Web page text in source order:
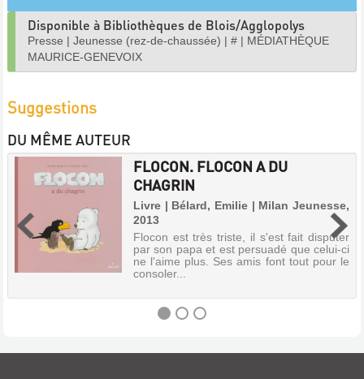
Disponible à Bibliothèques de Blois/Agglopolys
Presse | Jeunesse (rez-de-chaussée) | # | MÉDIATHÈQUE
MAURICE-GENEVOIX
Suggestions
DU MÊME AUTEUR
FLOCON. FLOCON A DU
CHAGRIN
Livre | Bélard, Emilie | Milan Jeunesse,
2013
Flocon est très triste, il s'est fait disputer
par son papa et est persuadé que celui-ci
ne l'aime plus. Ses amis font tout pour le
consoler...